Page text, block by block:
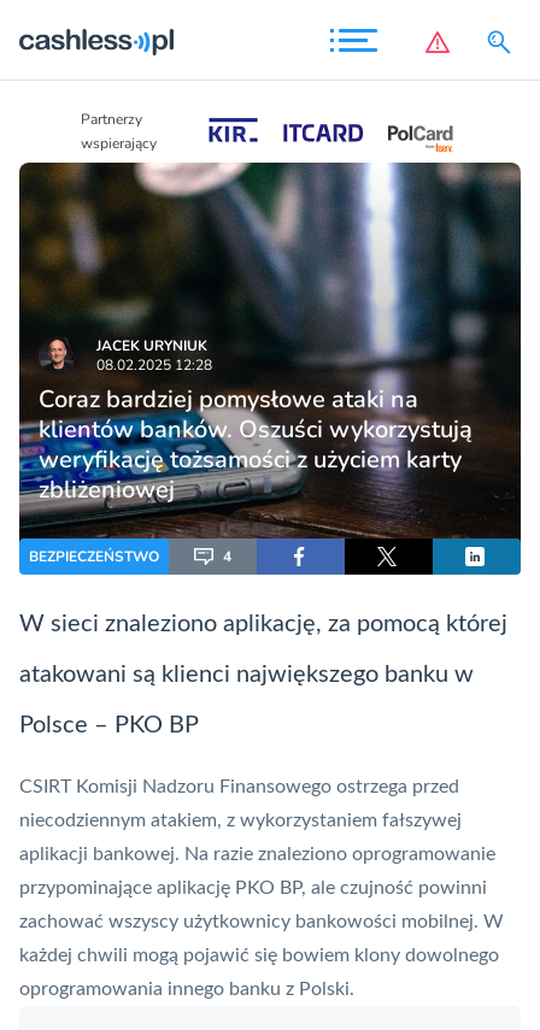
Partnerzy
wspierający
JACEK URYNIUK
08.02.2025 12:28
Coraz bardziej pomysłowe ataki na
klientów banków. Oszuści wykorzystują
weryfikację tożsamości z użyciem karty
zbliżeniowej
BEZPIECZEŃSTWO 4
W sieci znaleziono aplikację, za pomocą której
atakowani są klienci największego banku w
Polsce – PKO BP
CSIRT Komisji Nadzoru Finansowego ostrzega przed
niecodziennym atakiem, z wykorzystaniem fałszywej
aplikacji bankowej. Na razie znaleziono oprogramowanie
przypominające aplikację PKO BP, ale czujność powinni
zachować wszyscy użytkownicy bankowości mobilnej. W
każdej chwili mogą pojawić się bowiem klony dowolnego
oprogramowania innego banku z Polski.